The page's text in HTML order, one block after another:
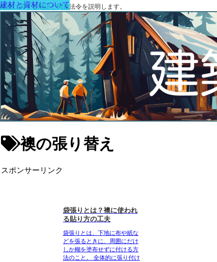
建築に関する用語と関連法令を説明します。
襖の張り替え
スポンサーリンク
建材と資材について
袋張りとは？襖に使われ
る貼り方の工夫
袋張りとは、下地に布や紙な
どを張るときに、周囲にだけ
しか糊を塗布せずに付ける方
法のこと。
全体的に張り付け